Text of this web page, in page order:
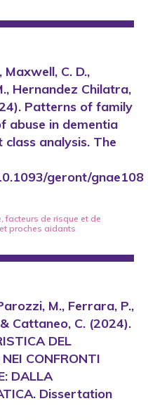
Maxwell, C. D.,
Hernandez Chilatra,
Patterns of family
abuse in dementia
analysis. The
geront/gnae108
,facteurs de risque et de
et proches aidants
M., Ferrara, P.,
Cattaneo, C. (2024).
DEL
CONFRONTI
DALLA
Dissertation